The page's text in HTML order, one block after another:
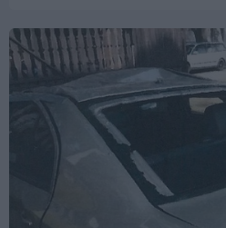
műsorvezető. A
beszélgetőpartnere
Das WeltAuto…